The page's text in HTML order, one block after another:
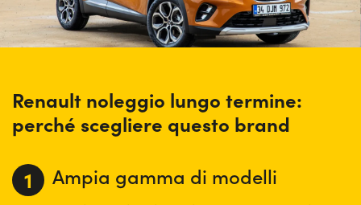
Renault noleggio lungo termine:
perché scegliere questo brand
Ampia gamma di modelli